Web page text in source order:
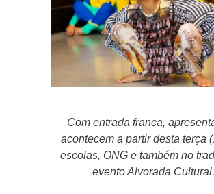
Com entrada franca,
acontecem a partir desta terça
escolas, ONG e também no
evento Alvorada Cultural.